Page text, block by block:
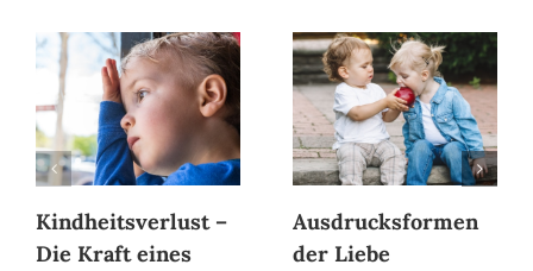
Kindheitsverlust –
Die Kraft eines
Ausdrucksformen
der Liebe